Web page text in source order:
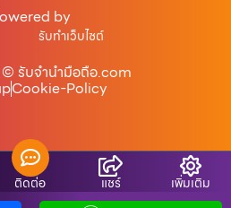
รับจํานํามือถือ.com
Cookie-Policy
by
รับทำเว็บไซต์
ติดต่อ แชร์ เพิ่มเติม